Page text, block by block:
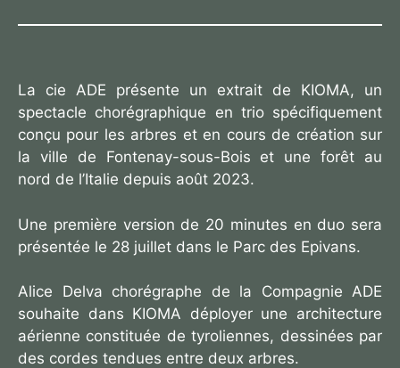
La cie ADE présente un extrait de KIOMA, un
spectacle chorégraphique en trio spécifiquement
conçu pour les arbres et en cours de création sur
la ville de Fontenay-sous-Bois et une forêt au
nord de l’Italie depuis août 2023.
Une première version de 20 minutes en duo sera
présentée le 28 juillet dans le Parc des Epivans.
Alice Delva chorégraphe de la Compagnie ADE
souhaite dans KIOMA déployer une architecture
aérienne constituée de tyroliennes, dessinées par
des cordes tendues entre deux arbres.